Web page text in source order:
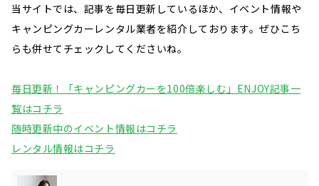
当サイトでは、記事を毎日更新しているほか、イベント情報や
キャンピングカーレンタル業者を紹介しております。ぜひこち
らも併せてチェックしてくださいね。
毎日更新！「キャンピングカーを100倍楽しむ」ENJOY記事一
覧はコチラ
随時更新中のイベント情報はコチラ
レンタル情報はコチラ